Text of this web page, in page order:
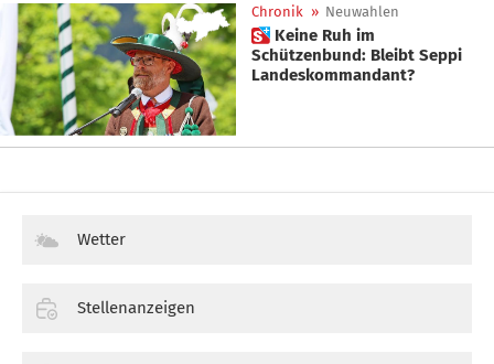
Chronik » Neuwahlen
 Keine Ruh im
Schützenbund: Bleibt Seppi
Landeskommandant?
Wetter
Stellenanzeigen